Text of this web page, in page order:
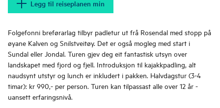
Legg til reiseplanen min
Folgefonni breførarlag tilbyr padletur ut frå Rosendal med stopp på
øyane Kalven og Snilstveitøy. Det er også mogleg med start i
Sundal eller Jondal. Turen gjev deg eit fantastisk utsyn over
landskapet med fjord og fjell. Introduksjon til kajakkpadling, alt
naudsynt utstyr og lunch er inkludert i pakken. Halvdagstur (3-4
timar): kr 990,- per person. Turen kan tilpassast alle over 12 år -
uansett erfaringsnivå.